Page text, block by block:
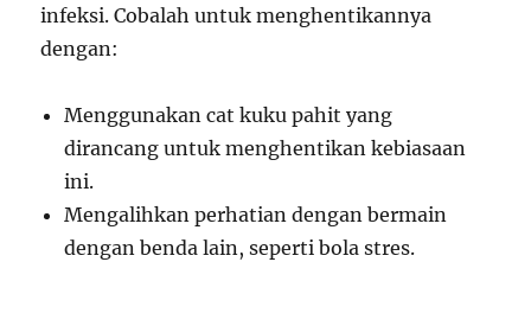
infeksi. Cobalah untuk menghentikannya
dengan:
Menggunakan cat kuku pahit yang
dirancang untuk menghentikan kebiasaan
ini.
Mengalihkan perhatian dengan bermain
dengan benda lain, seperti bola stres.